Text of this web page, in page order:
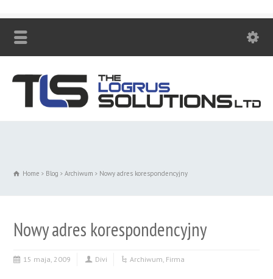
Home Blog Archiwum Nowy adres korespondencyjny
Nowy adres korespondencyjny
15 maja, 2009 Divi Archiwum Firma